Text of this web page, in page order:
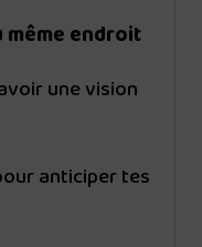
même endroit
une vision
anticiper tes